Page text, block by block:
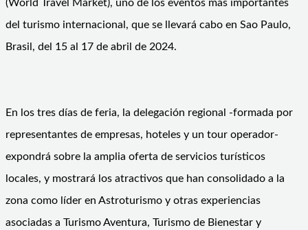
(World Travel Market), uno de los eventos más importantes
del turismo internacional, que se llevará cabo en Sao Paulo,
Brasil, del 15 al 17 de abril de 2024.
En los tres días de feria, la delegación regional -formada por
representantes de empresas, hoteles y un tour operador-
expondrá sobre la amplia oferta de servicios turísticos
locales, y mostrará los atractivos que han consolidado a la
zona como líder en Astroturismo y otras experiencias
asociadas a Turismo Aventura, Turismo de Bienestar y